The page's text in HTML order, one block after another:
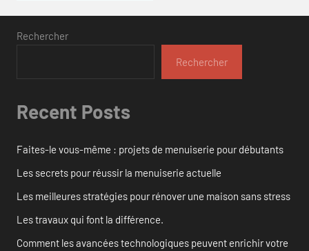
Rechercher
Rechercher
Recent Posts
Faites-le vous-même : projets de menuiserie pour débutants
Les secrets pour réussir la menuiserie actuelle
Les meilleures stratégies pour rénover une maison sans stress
Les travaux qui font la différence.
Comment les avancées technologiques peuvent enrichir votre